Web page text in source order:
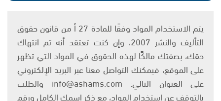
يتم الاستخدام المواد وفقًا للمادة 27 أ من قانون حقوق
التأليف والنشر 2007، وإن كنت تعتقد أنه تم انتهاك
حقك، بصفتك مالكًا لهذه الحقوق في المواد التي تظهر
على الموقع، فيمكنك التواصل معنا عبر البريد الإلكتروني
على العنوان التالي: info@ashams.com والطلب
بالتوقف عن استخدام المواد، مع ذكر اسمك الكامل ورقم